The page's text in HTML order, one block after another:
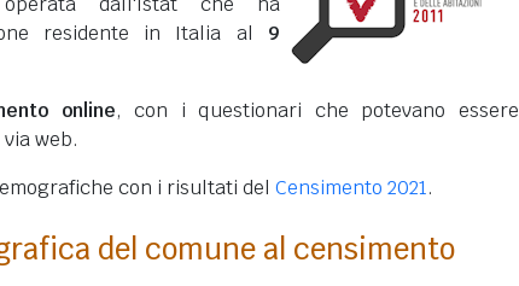
residente in Italia al 9
online, con i questionari che potevano essere
web.
con i risultati del Censimento 2021.
del comune al censimento